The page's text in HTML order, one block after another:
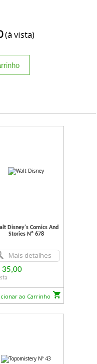
(à vista)
Disney's Comics And
Stories Nº 678
Mais detalhes
35,00
ao Carrinho